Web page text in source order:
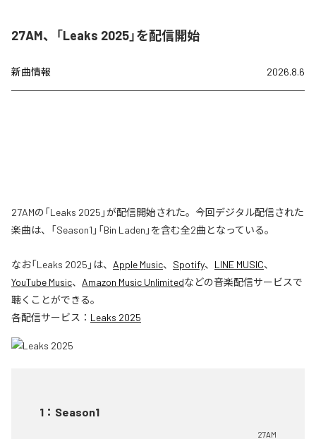
27AM、「Leaks 2025」を配信開始
新曲情報 2026.8.6
27AMの「Leaks 2025」が配信開始された。今回デジタル配信された
楽曲は、「Season1」「Bin Laden」を含む全2曲となっている。
なお「Leaks 2025 」は、 Apple Music、 Spotify、 LINE MUSIC、
YouTube Music、 Amazon Music Unlimitedなどの音楽配信サービスで
聴くことができる。
各配信サービス： Leaks 2025
1 ： Season1
27AM